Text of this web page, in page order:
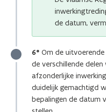
de datum,
6° Om de
de verschillende
afzonderlijke
duidelijk gemachtigd
bepalingen de datum